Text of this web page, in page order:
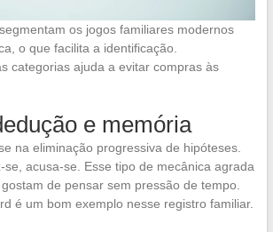
os jogos familiares modernos
o que facilita a identificação.
categorias ajuda a evitar compras às
e memória
na eliminação progressiva de hipóteses.
se, acusa-se. Esse tipo de mecânica agrada
de pensar sem pressão de tempo.
é um bom exemplo nesse registro familiar.